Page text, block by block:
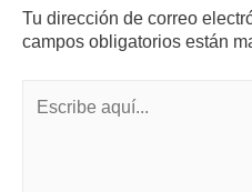
Tu dirección de correo
campos obligatorios están